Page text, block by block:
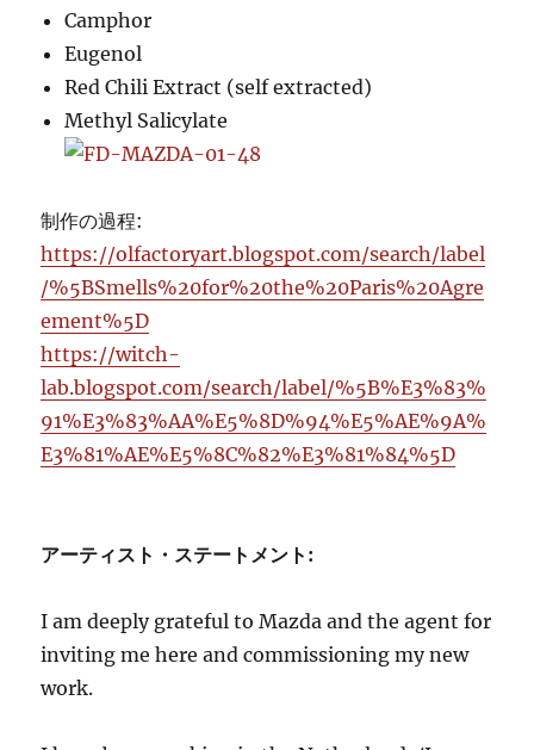
Camphor
Eugenol
Red Chili Extract (self extracted)
Methyl Salicylate
制作の過程:
https://olfactoryart.blogspot.com/search/label
/%5BSmells%20for%20the%20Paris%20Agre
ement%5D
https://witch-
lab.blogspot.com/search/label/%5B%E3%83%
91%E3%83%AA%E5%8D%94%E5%AE%9A%
E3%81%AE%E5%8C%82%E3%81%84%5D
アーティスト・ステートメント:
I am deeply grateful to Mazda and the agent for
inviting me here and commissioning my new
work.